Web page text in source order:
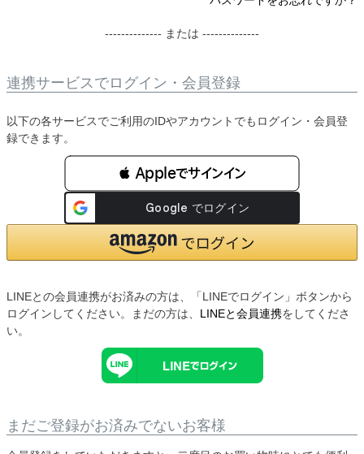
-------------- または --------------
連携サービスでログイン・会員登録
以下の各サービスでご利用のIDやアカウントでもログイン・会員登
録できます。
 Appleでサインイン
LINEとの会員連携がお済みの方は、「LINEでログイン」ボタンから
ログインしてください。まだの方は、 LINEと会員連携をしてくださ
い。
まだご登録がお済みでないお客様